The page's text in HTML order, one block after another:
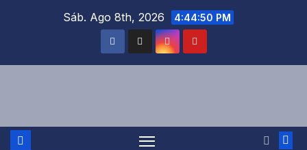
Sáb. Ago 8th, 2026 4:44:51 PM